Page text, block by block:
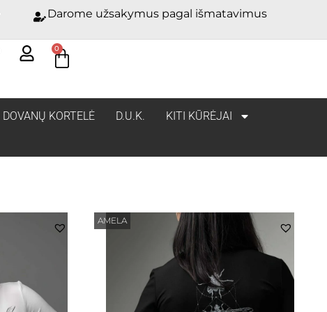
Darome užsakymus pagal išmatavimus
0
DOVANŲ KORTELĖ D.U.K.
KITI KŪRĖJAI
AMELA